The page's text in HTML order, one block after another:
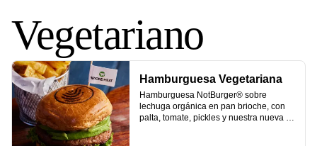
Vegetariano
Hamburguesa Vegetariana
Hamburguesa NotBurger® sobre
lechuga orgánica en pan brioche, con
palta, tomate, pickles y nuestra nueva y